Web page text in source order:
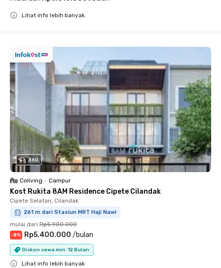
Lihat info lebih banyak
360
Coliving • Campur
Kost Rukita 8AM Residence Cipete Cilandak
Cipete Selatan, Cilandak
261 m dari Stasiun MRT Haji Nawi
mulai dari Rp5.900.000
-8% Rp5.400.000 /bulan
Diskon sewa min. 12 Bulan
Lihat info lebih banyak